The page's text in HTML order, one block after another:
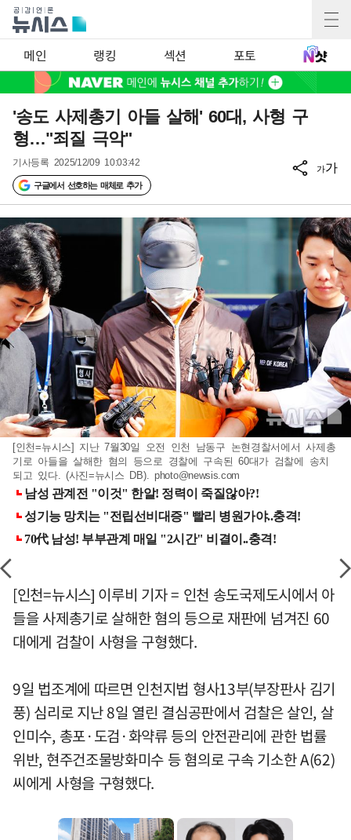
메인 랭킹 섹션 포토
'송도 사제총기 아들 살해' 60대, 사형 구
형…"죄질 극악"
기사등록 2025/12/09 10:03:42
구글에서 선호하는 매체로 추가
가가
[인천=뉴시스] 지난 7월30일 오전 인천 남동구 논현경찰서에서 사제총
기로 아들을 살해한 혐의 등으로 경찰에 구속된 60대가 검찰에 송치
되고 있다. (사진=뉴시스 DB). photo@newsis.com
[인천=뉴시스] 이루비 기자 = 인천 송도국제도시에서 아
들을 사제총기로 살해한 혐의 등으로 재판에 넘겨진 60
대에게 검찰이 사형을 구형했다.
9일 법조계에 따르면 인천지법 형사13부(부장판사 김기
풍) 심리로 지난 8일 열린 결심공판에서 검찰은 살인, 살
인미수, 총포·도검·화약류 등의 안전관리에 관한 법률
위반, 현주건조물방화미수 등 혐의로 구속 기소한 A(62)
씨에게 사형을 구형했다.